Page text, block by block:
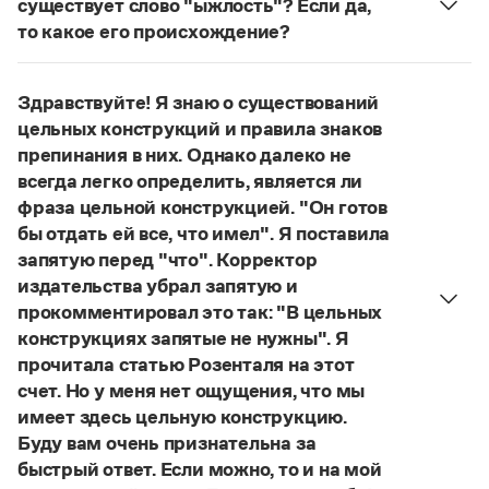
Словари русского языка как государственного
Справочники
Правила русской орфографии и пунктуации
для школьников
Письмовник
Справочник по пунктуации
Словарь-справочник трудностей
Справочник по фразеологии
Словарь-справочник непростые слова
Все справочники портала
Журнал
Новости и события
Управление в русском языке
Словарь русских имён
Правила русской орфографии и пунктуации
(1956)
существует слово "ыжлость"? Если да,
то какое его происхождение?
Нет, не существует и не существовало. Это
Страница ответа
Здравствуйте! Я знаю о существований
цельных конструкций и правила знаков
препинания в них. Однако далеко не
всегда легко определить, является ли
фраза цельной конструкцией. "Он готов
бы отдать ей все, что имел". Я поставила
запятую перед "что". Корректор
издательства убрал запятую и
прокомментировал это так: "В цельных
конструкциях запятые не нужны". Я
прочитала статью Розенталя на этот
счет. Но у меня нет ощущения, что мы
имеет здесь цельную конструкцию.
Буду вам очень признательна за
быстрый ответ. Если можно, то и на мой